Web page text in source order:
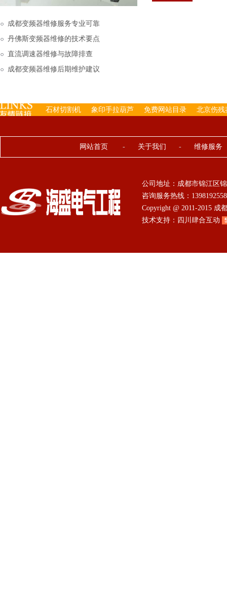
下来的，机内已经存有
成都变频器维修服务专业可靠
丹佛斯变频器维修的技术要点
直流调速器维修与故障排查
成都变频器维修后期维护建议
石材切割机 象印手拉葫芦 免费网站目录 北京伤残
网站首页 - 关于我们 - 维修服务
公司地址：成都市锦江区
咨询服务热线：
Copyright @ 2011-2015
技术支持： 四川肆合互动